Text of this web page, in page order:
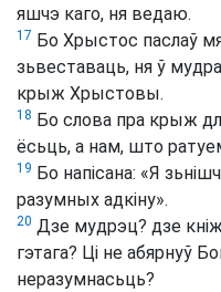
яшчэ каго, ня ведаю.
17 Бо Хрыстос паслаў
зьвеставаць, ня ў
крыж Хрыстовы.
18 Бо слова пра крыж
ёсьць, а нам, што
19 Бо напісана: «Я
разумных адкіну».
20 Дзе мудрэц? дзе
гэтага? Ці не абярнуў
неразумнасьць?